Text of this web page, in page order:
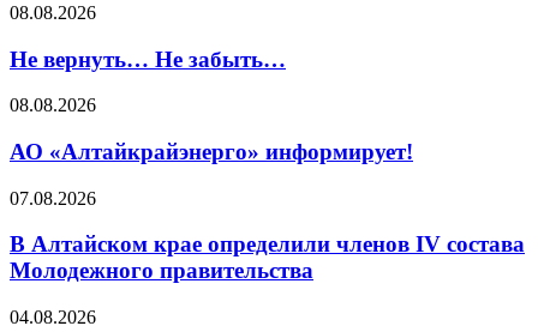
08.08.2026
Не вернуть… Не забыть…
08.08.2026
АО «Алтайкрайэнерго» информирует!
07.08.2026
В Алтайском крае определили членов IV состава
Молодежного правительства
04.08.2026